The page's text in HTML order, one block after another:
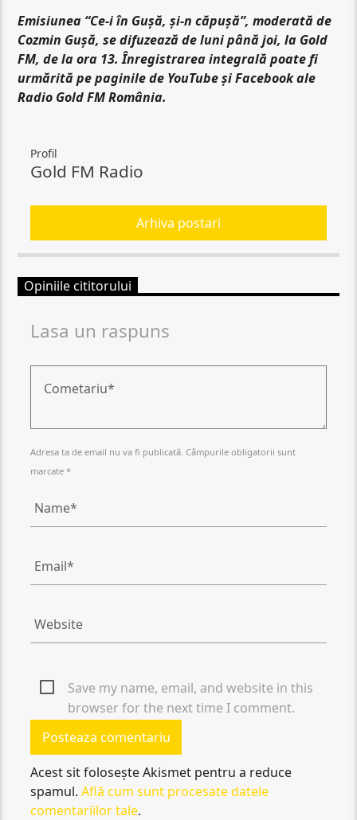
Emisiunea “Ce-i în Gușă, și-n căpușă”, moderată de
Cozmin Gușă, se difuzează de luni până joi, la Gold
FM, de la ora 13. Înregistrarea integrală poate fi
urmărită pe paginile de YouTube și Facebook ale
Radio Gold FM România.
Profil
Gold FM Radio
Arhiva postari
Opiniile cititorului
Lasa un raspuns
Adresa ta de email nu va fi publicată. Câmpurile obligatorii sunt
marcate *
Save my name, email, and website in this
browser for the next time I comment.
Acest sit folosește Akismet pentru a reduce
spamul.Află cum sunt procesate datele
comentariilor tale.